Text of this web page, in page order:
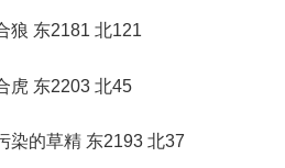
东2181 北121
东2203 北45
的草精 东2193 北37